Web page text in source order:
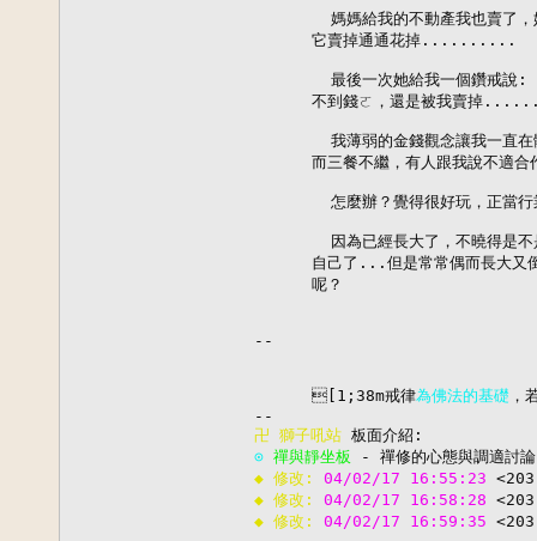
媽媽給我的不動產我也賣了，
      它賣掉通通花掉..........
最後一次她給我一個鑽戒說:
不到錢ㄛ，還是被我賣掉
我薄弱的金錢觀念讓我一直在
而三餐不繼，有人跟我說不適
怎麼辦？覺得很好玩，正當
因為已經長大了，不曉得是不
自己了...但是常常偶而長大又
      呢？
--
      [1;38m戒律
為佛法的基礎 ，
卍 獅子吼站
⊙ 禪與靜坐板
◆ 修改: 04/02/17 16:55:23
◆ 修改: 04/02/17 16:58:28
◆ 修改: 04/02/17 16:59:35